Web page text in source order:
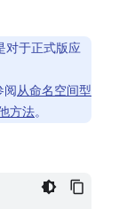
对于正式版应
阅从命名空间型
方法。